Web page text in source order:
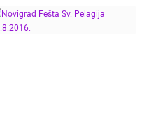
NOVIGRAD, VELIKI TRG -
LJETNI DAN 2018.